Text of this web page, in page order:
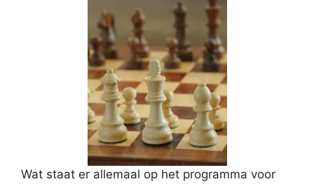
Wat staat er allemaal op het programma voor